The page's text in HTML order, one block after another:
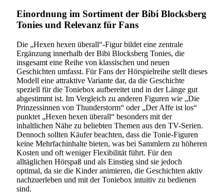
Einordnung im Sortiment der Bibi Blocksberg
Tonies und Relevanz für Fans
Die „Hexen hexen überall“-Figur bildet eine zentrale
Ergänzung innerhalb der Bibi Blocksberg Tonies, die
insgesamt eine Reihe von klassischen und neuen
Geschichten umfasst. Für Fans der Hörspielreihe stellt dieses
Modell eine attraktive Variante dar, da die Geschichte
speziell für die Toniebox aufbereitet und in der Länge gut
abgestimmt ist. Im Vergleich zu anderen Figuren wie „Die
Prinzessinnen von Thunderstorm“ oder „Der Affe ist los“
punktet „Hexen hexen überall“ besonders mit der
inhaltlichen Nähe zu beliebten Themen aus den TV-Serien.
Dennoch sollten Käufer beachten, dass die Tonie-Figuren
keine Mehrfachinhalte bieten, was bei Sammlern zu höheren
Kosten und oft weniger Flexibilität führt. Für den
alltäglichen Hörspaß und als Einstieg sind sie jedoch
optimal, da sie die Kinder animieren, die Geschichten aktiv
nachzuerleben und mit der Toniebox intuitiv zu bedienen
sind.